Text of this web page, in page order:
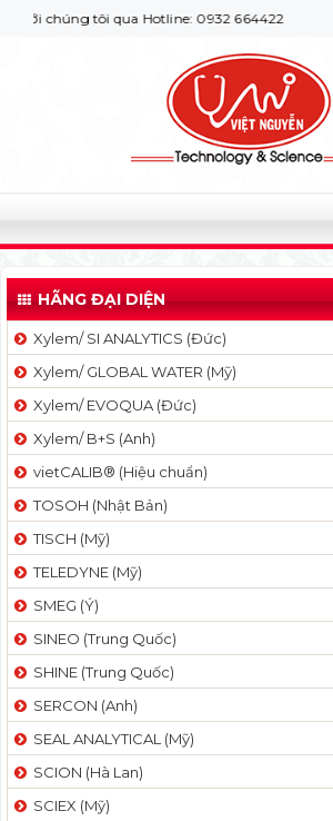
chúng tôi qua Hotline: 0932 664422
HÃNG ĐẠI DIỆN
Xylem/ SI ANALYTICS (Đức)
Xylem/ GLOBAL WATER (Mỹ)
Xylem/ EVOQUA (Đức)
Xylem/ B+S (Anh)
vietCALIB® (Hiệu chuẩn)
TOSOH (Nhật Bản)
TISCH (Mỹ)
TELEDYNE (Mỹ)
SMEG (Ý)
SINEO (Trung Quốc)
SHINE (Trung Quốc)
SERCON (Anh)
SEAL ANALYTICAL (Mỹ)
SCION (Hà Lan)
SCIEX (Mỹ)